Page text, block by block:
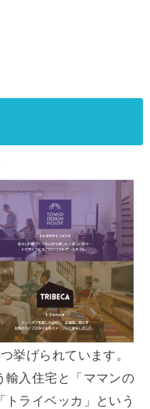
挙げられています。
輸入住宅と「ママンの
ライベッカ」という